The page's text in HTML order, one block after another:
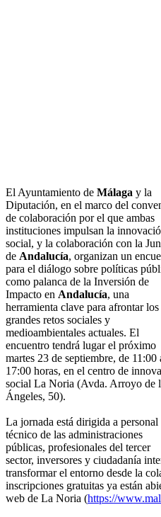
El Ayuntamiento de Málaga y la
Diputación, en el marco del
de colaboración por el que ambas
instituciones impulsan la
social, y la colaboración con la
de Andalucía, organizan un
para el diálogo sobre políticas
como palanca de la Inversión de
Impacto en Andalucía, una
herramienta clave para afrontar los
grandes retos sociales y
medioambientales actuales. El
encuentro tendrá lugar el próximo
martes 23 de septiembre, de 11:00
17:00 horas, en el centro de
social La Noria (Avda. Arroyo de
Ángeles, 50).
La jornada está dirigida a personal
técnico de las administraciones
públicas, profesionales del tercer
sector, inversores y ciudadanía
transformar el entorno desde la
inscripciones gratuitas ya están
web de La Noria (https://